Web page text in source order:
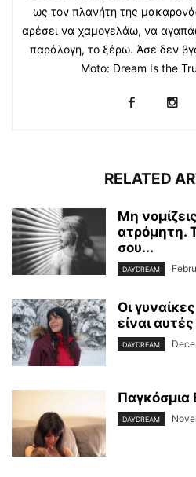
ως τον πλανήτη της
αρέσει να χαμογελάω, να
παράλογη, το ξέρω. Άσε δεν
Moto: Dream Is the
RELATED
Μη
ατρόμητη.
σου...
DAYDREAM
Οι
είναι
DAYDREAM
Παγκόσμια
DAYDREAM